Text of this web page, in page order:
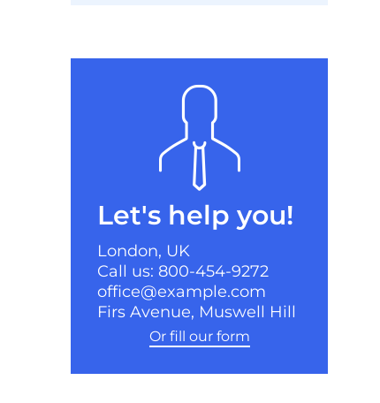
Let's help you!
London, UK
Call us: 800-454-9272
office@example.com
Firs Avenue, Muswell Hill
Or fill our form